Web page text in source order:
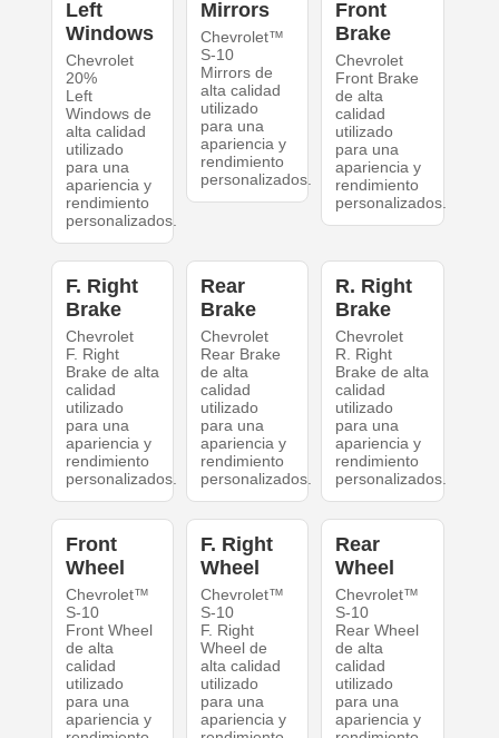
Left
Windows
Chevrolet
20%
Left
Windows de
alta calidad
utilizado
para una
apariencia y
rendimiento
personalizados.
Mirrors
Chevrolet™
S-10
Mirrors de
alta calidad
utilizado
para una
apariencia y
rendimiento
personalizados.
Front
Brake
Chevrolet
Front Brake
de alta
calidad
utilizado
para una
apariencia y
rendimiento
personalizados.
F. Right
Brake
Chevrolet
F. Right
Brake de alta
calidad
utilizado
para una
apariencia y
rendimiento
personalizados.
Rear
Brake
Chevrolet
Rear Brake
de alta
calidad
utilizado
para una
apariencia y
rendimiento
personalizados.
R. Right
Brake
Chevrolet
R. Right
Brake de alta
calidad
utilizado
para una
apariencia y
rendimiento
personalizados.
Front
Wheel
Chevrolet™
S-10
Front Wheel
de alta
calidad
utilizado
para una
apariencia y
F. Right
Wheel
Chevrolet™
S-10
F. Right
Wheel de
alta calidad
utilizado
para una
apariencia y
Rear
Wheel
Chevrolet™
S-10
Rear Wheel
de alta
calidad
utilizado
para una
apariencia y